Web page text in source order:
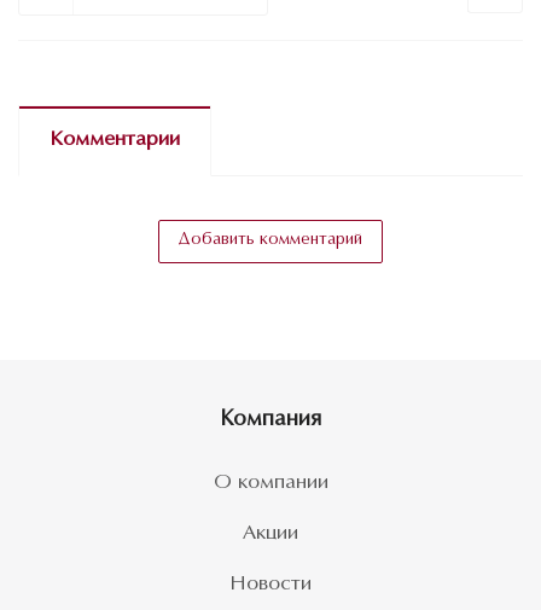
Комментарии
Добавить комментарий
Компания
О компании
Акции
Новости